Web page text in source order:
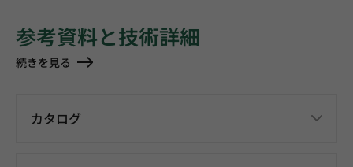
参考資料と技術詳細
続きを見る
カタログ